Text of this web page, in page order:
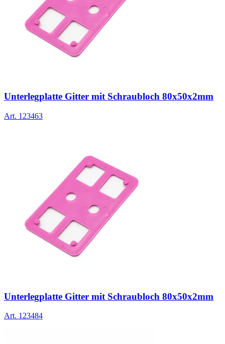
Unterlegplatte Gitter mit Schraubloch 80x50x2mm
Art. 123463
Unterlegplatte Gitter mit Schraubloch 80x50x2mm
Art. 123484